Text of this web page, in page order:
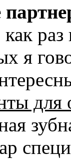
я
для